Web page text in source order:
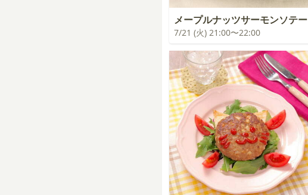
メープルナッツサーモンソテー
7/21 (火) 21:00〜22:00